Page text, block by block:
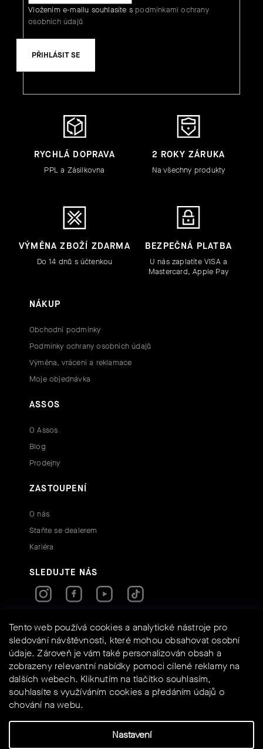
Tento web používá cookies a analytické nástroje pro
sledování návštěvnosti, které mohou obsahovat osobní
údaje. Zároveň je vám také personalizován obsah a
zobrazeny relevantní nabídky pomoci cílené reklamy na
dalších webech. Kliknutím na tlačítko souhlasím,
souhlasíte s využíváním cookies a předáním údajů o
chování na webu.
Nastavení
Vložením e-mailu souhlasíte s podmínkami ochrany
osobních údajů
PŘIHLÁSIT SE
RYCHLÁ DOPRAVA
PPL a Zásilkovna
2 ROKY ZÁRUKA
Na všechny produkty
VÝMĚNA ZBOŽÍ ZDARMA
Do 14 dnů s účtenkou
BEZPEČNÁ PLATBA
U nás zaplatíte VISA a
Mastercard, Apple Pay
NÁKUP
Obchodní podmínky
Podmínky ochrany osobních údajů
Výměna, vrácení a reklamace
Moje objednávka
ASSOS
O Assos
Blog
Prodejny
ZASTOUPENÍ
O nás
Staňte se dealerem
Kariéra
SLEDUJTE NÁS
RYCHLÉ KONTAKTY
info@assos-shop.cz
+420 605 234 525
Powered by
Shoptet